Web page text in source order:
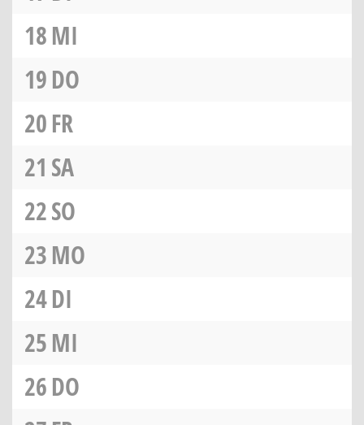
18MI
19DO
20FR
21 SA
22SO
23MO
24DI
25MI
26DO